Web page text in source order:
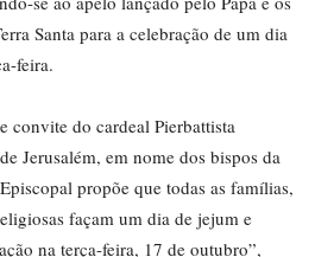
Santa para a celebração de um dia
feira.
convite do cardeal Pierbattista
Jerusalém, em nome dos bispos da
propõe que todas as famílias,
façam um dia de jejum e
na terça-feira, 17 de outubro”,